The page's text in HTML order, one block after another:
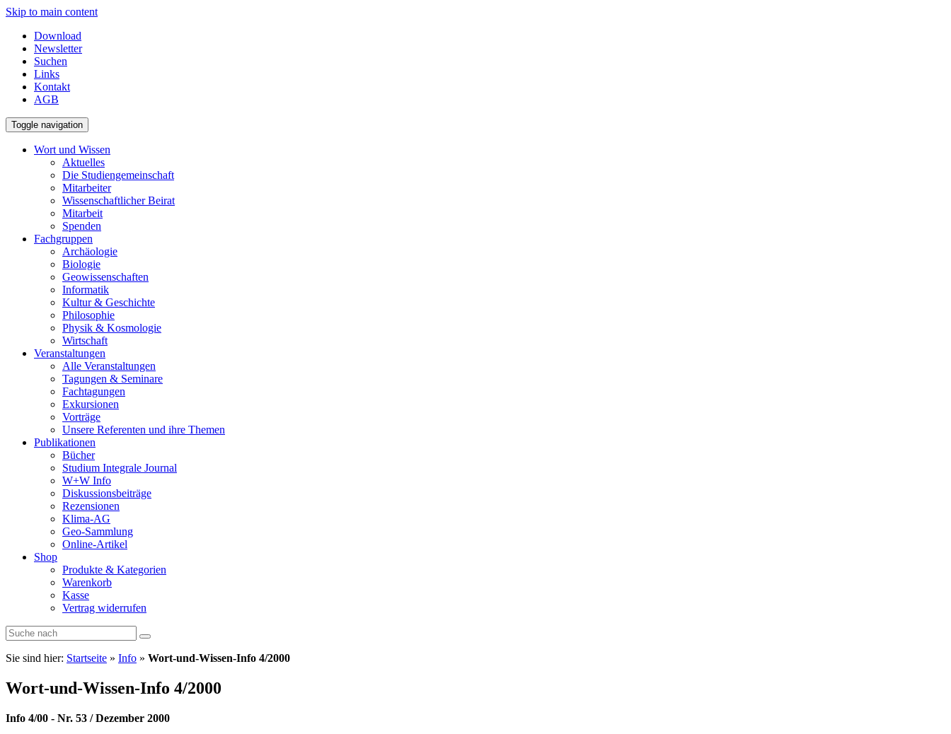
Skip to main content
Download
Newsletter
Suchen
Links
Kontakt
AGB
Toggle navigation
Wort und Wissen
Aktuelles
Die Studiengemeinschaft
Mitarbeiter
Wissenschaftlicher Beirat
Mitarbeit
Spenden
Fachgruppen
Archäologie
Biologie
Geowissenschaften
Informatik
Kultur & Geschichte
Philosophie
Physik & Kosmologie
Wirtschaft
Veranstaltungen
Alle Veranstaltungen
Tagungen & Seminare
Fachtagungen
Exkursionen
Vorträge
Unsere Referenten und ihre Themen
Publikationen
Bücher
Studium Integrale Journal
W+W Info
Diskussionsbeiträge
Rezensionen
Klima-AG
Geo-Sammlung
Online-Artikel
Shop
Produkte & Kategorien
Warenkorb
Kasse
Vertrag widerrufen
Sie sind hier: Startseite » Info » Wort-und-Wissen-Info 4/2000
Wort-und-Wissen-Info 4/2000
Info 4/00 - Nr. 53 / Dezember 2000